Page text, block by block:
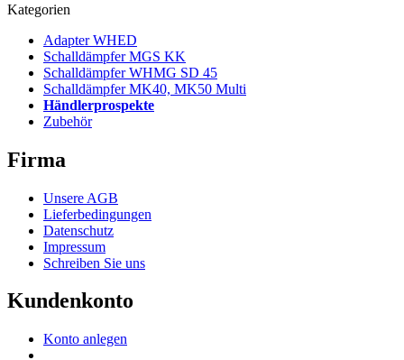
Kategorien
Adapter WHED
Schalldämpfer MGS KK
Schalldämpfer WHMG SD 45
Schalldämpfer MK40, MK50 Multi
Händlerprospekte
Zubehör
Firma
Unsere AGB
Lieferbedingungen
Datenschutz
Impressum
Schreiben Sie uns
Kundenkonto
Konto anlegen